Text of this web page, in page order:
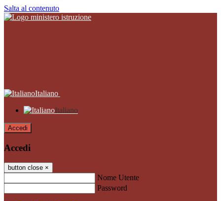
Salta al contenuto
Italiano
Italiano
Accedi
Accedi
button close ×
Nome Utente
Password